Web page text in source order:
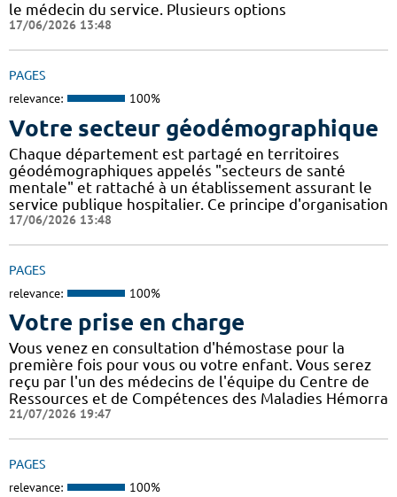
le médecin du service. Plusieurs options
17/06/2026 13:48
PAGES
relevance: 100%
Votre secteur géodémographique
Chaque département est partagé en territoires
géodémographiques appelés "secteurs de santé
mentale" et rattaché à un établissement assurant le
service publique hospitalier. Ce principe d'organisation
17/06/2026 13:48
PAGES
relevance: 100%
Votre prise en charge
Vous venez en consultation d'hémostase pour la
première fois pour vous ou votre enfant. Vous serez
reçu par l'un des médecins de l'équipe du Centre de
Ressources et de Compétences des Maladies Hémorra
21/07/2026 19:47
PAGES
relevance: 100%